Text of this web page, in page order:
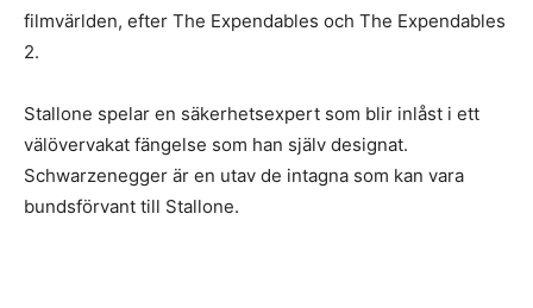
filmvärlden, efter The Expendables och The Expendables
2.
Stallone spelar en säkerhetsexpert som blir inlåst i ett
välövervakat fängelse som han själv designat.
Schwarzenegger är en utav de intagna som kan vara
bundsförvant till Stallone.